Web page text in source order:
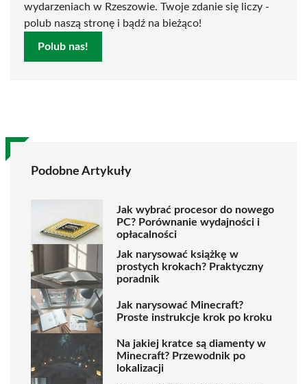
wydarzeniach w Rzeszowie. Twoje zdanie się liczy -
polub naszą stronę i bądź na bieżąco!
Polub nas!
Podobne Artykuły
Jak wybrać procesor do nowego
PC? Porównanie wydajności i
opłacalności
Jak narysować książkę w
prostych krokach? Praktyczny
poradnik
Jak narysować Minecraft?
Proste instrukcje krok po kroku
Na jakiej kratce są diamenty w
Minecraft? Przewodnik po
lokalizacji